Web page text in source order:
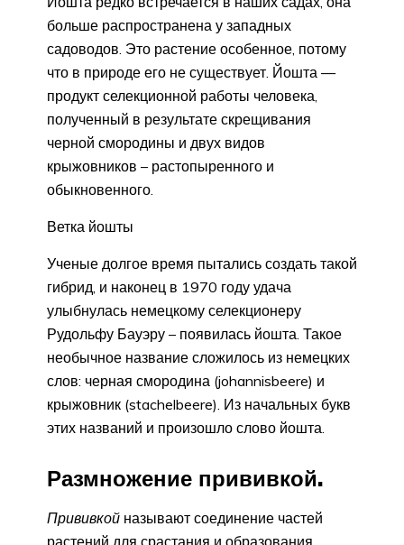
больше распространена у западных
садоводов. Это растение особенное, потому
что в природе его не существует. Йошта —
продукт селекционной работы человека,
полученный в результате скрещивания
черной смородины и двух видов
крыжовников – растопыренного и
обыкновенного.
Ветка йошты
Ученые долгое время пытались создать такой
гибрид, и наконец в 1970 году удача
улыбнулась немецкому селекционеру
Рудольфу Бауэру – появилась йошта. Такое
необычное название сложилось из немецких
слов: черная смородина (johannisbeere) и
крыжовник (stachelbeere). Из начальных букв
этих названий и произошло слово йошта.
Размножение прививкой.
Прививкой называют соединение час­тей
растений для срастания и образования